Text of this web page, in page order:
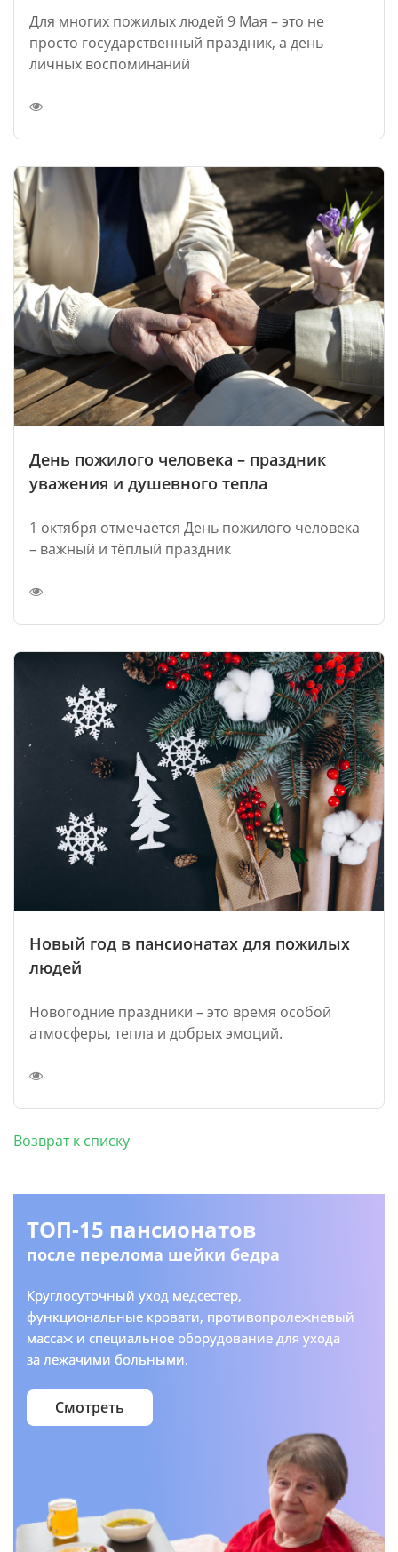
ТОП-15 пансионатов
после перелома шейки бедра
Круглосуточный уход медсестер,
функциональные кровати, противопролежневый
массаж и специальное оборудование для ухода
за лежачими больными.
Смотреть
Для многих пожилых людей 9 Мая – это не
просто государственный праздник, а день
личных воспоминаний
День пожилого человека – праздник
уважения и душевного тепла
1 октября отмечается День пожилого человека
– важный и тёплый праздник
Новый год в пансионатах для пожилых
людей
Новогодние праздники – это время особой
атмосферы, тепла и добрых эмоций.
Возврат к списку